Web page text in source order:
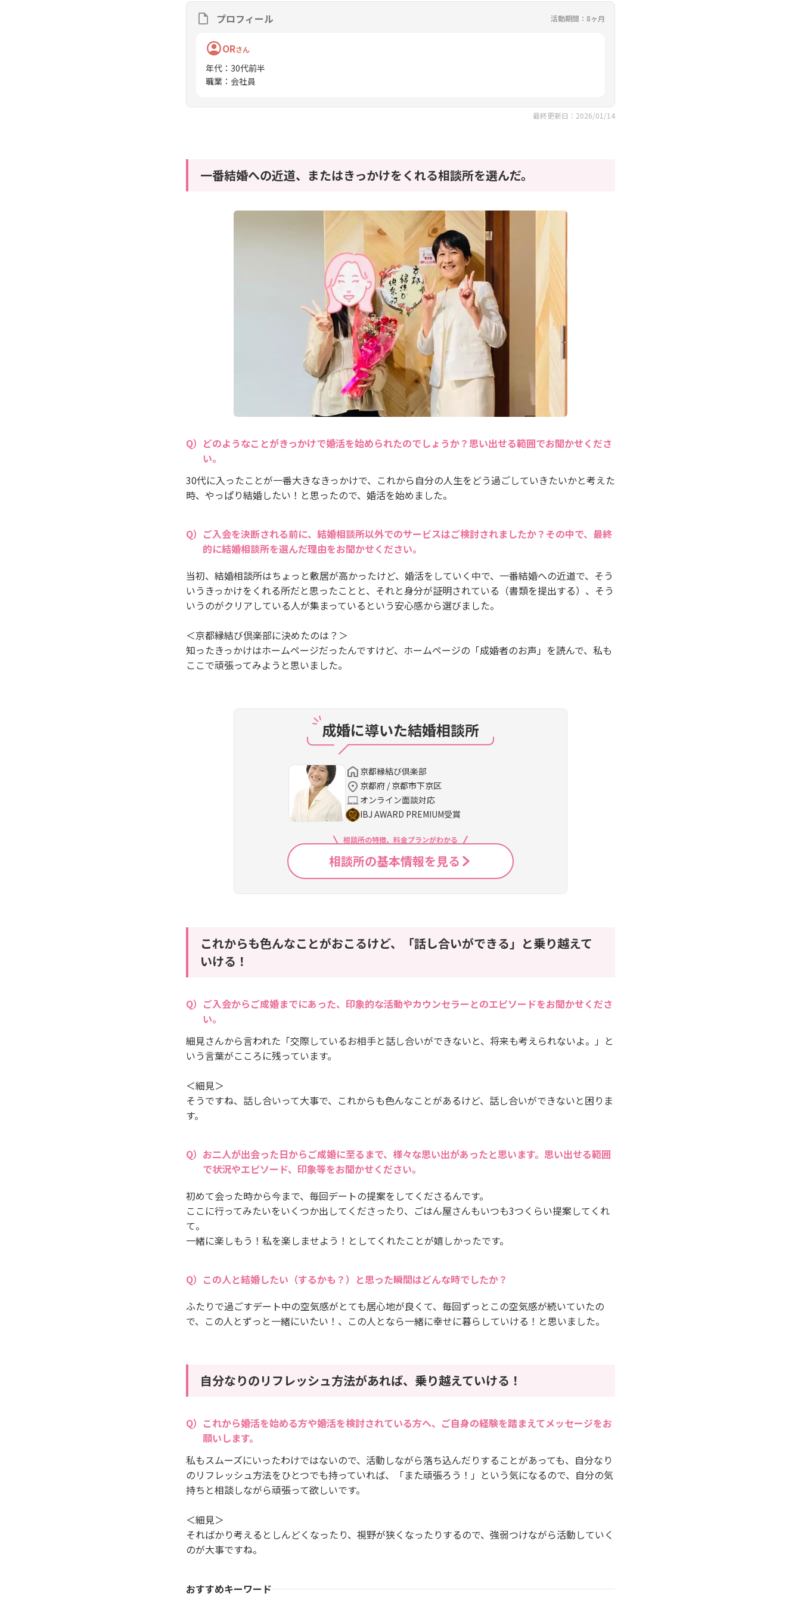
プロフィール 活動期間：8ヶ月
ORさん
年代 ： 30代前半
職業 ： 会社員
最終更新日：2026/01/14
一番結婚への近道、またはきっかけをくれる相談所を選んだ。
どのようなことがきっかけで婚活を始められたのでしょうか？思い出せる範囲でお聞かせくださ
い。
30代に入ったことが一番大きなきっかけで、これから自分の人生をどう過ごしていきたいかと考えた
時、やっぱり結婚したい！と思ったので、婚活を始めました。
ご入会を決断される前に、結婚相談所以外でのサービスはご検討されましたか？その中で、最終
的に結婚相談所を選んだ理由をお聞かせください。
当初、結婚相談所はちょっと敷居が高かったけど、婚活をしていく中で、一番結婚への近道で、そう
いうきっかけをくれる所だと思ったことと、それと身分が証明されている（書類を提出する）、そう
いうのがクリアしている人が集まっているという安心感から選びました。
＜京都縁結び倶楽部に決めたのは？＞
知ったきっかけはホームページだったんですけど、ホームページの「成婚者のお声」を読んで、私も
ここで頑張ってみようと思いました。
成婚に導いた結婚相談所
京都縁結び倶楽部
京都府 / 京都市下京区
オンライン面談対応
IBJ AWARD PREMIUM受賞
相談所の特徴、料金プランがわかる
相談所の基本情報を見る
これからも色んなことがおこるけど、「話し合いができる」と乗り越えて
いける！
ご入会からご成婚までにあった、印象的な活動やカウンセラーとのエピソードをお聞かせくださ
い。
細見さんから言われた「交際しているお相手と話し合いができないと、将来も考えられないよ。」と
いう言葉がこころに残っています。
＜細見＞
そうですね、話し合いって大事で、これからも色んなことがあるけど、話し合いができないと困りま
す。
お二人が出会った日からご成婚に至るまで、様々な思い出があったと思います。思い出せる範囲
で状況やエピソード、印象等をお聞かせください。
初めて会った時から今まで、毎回デートの提案をしてくださるんです。
ここに行ってみたいをいくつか出してくださったり、ごはん屋さんもいつも3つくらい提案してくれ
て。
一緒に楽しもう！私を楽しませよう！としてくれたことが嬉しかったです。
この人と結婚したい（するかも？）と思った瞬間はどんな時でしたか？
ふたりで過ごすデート中の空気感がとても居心地が良くて、毎回ずっとこの空気感が続いていたの
で、この人とずっと一緒にいたい！、この人となら一緒に幸せに暮らしていける！と思いました。
自分なりのリフレッシュ方法があれば、乗り越えていける！
これから婚活を始める方や婚活を検討されている方へ、ご自身の経験を踏まえてメッセージをお
願いします。
私もスムーズにいったわけではないので、活動しながら落ち込んだりすることがあっても、自分なり
のリフレッシュ方法をひとつでも持っていれば、「また頑張ろう！」という気になるので、自分の気
持ちと相談しながら頑張って欲しいです。
＜細見＞
そればかり考えるとしんどくなったり、視野が狭くなったりするので、強弱つけながら活動していく
のが大事ですね。
おすすめキーワード